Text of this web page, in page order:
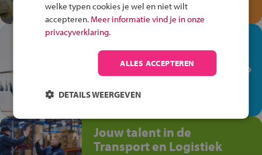
en win een Cortina-fiets!
In de winkel ben je op je
plek!
Ontdek via het vmbo jouw talent
anders is!
Jouw talent in de
Transport en Logistiek
welke typen cookies je wel en niet wilt
accepteren. Meer informatie vind je in onze
privacyverklaring.
ALLES ACCEPTEREN
DETAILS WEERGEVEN